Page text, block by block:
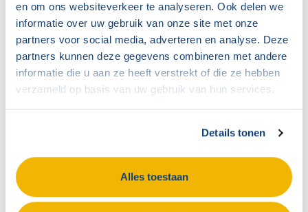
en om ons websiteverkeer te analyseren. Ook delen we
informatie over uw gebruik van onze site met onze
partners voor social media, adverteren en analyse. Deze
partners kunnen deze gegevens combineren met andere
informatie die u aan ze heeft verstrekt of die ze hebben
verzameld op basis van uw gebruik van hun services.
Details tonen
Alles toestaan
document waar tekst af en toe afgewisseld wordt
met beeld? Hoe je een boodschap verpakt, is
minstens zo belangrijk als de inhoud. Vormgeving
is een belangrijk middel om te zorgen dat jullie
bericht blijft hangen. Deze OR-tools helpen je
Promoot de OR eens op een andere manier dan
normaal. Met Piktochart maak je eenvoudig
infographics en afbeeldingen met behulp van